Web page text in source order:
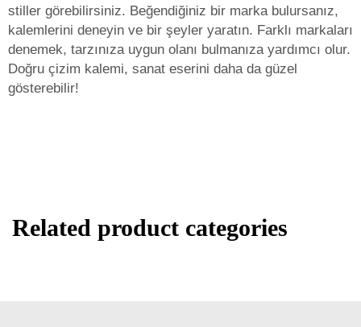
stiller görebilirsiniz. Beğendiğiniz bir marka bulursanız,
kalemlerini deneyin ve bir şeyler yaratın. Farklı markaları
denemek, tarzınıza uygun olanı bulmanıza yardımcı olur.
Doğru çizim kalemi, sanat eserini daha da güzel
gösterebilir!
Related product categories